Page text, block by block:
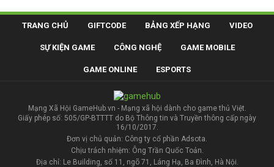
TRANG CHỦ GIFTCODE BẢNG XẾP HẠNG VIDEO
SỰ KIỆN GAME CÔNG NGHỆ GAME MOBILE
GAME ONLINE ESPORTS
Mạng Xã Hội GameHub.vn - Mạng xã hội dành cho game thủ Việt.
Giấy phép số: 505/GP-BTTTT do Bộ Thông tin và Truyền thông cấp ngày
16/10/2017.
Đơn vị chủ quản: Công ty cổ phần Adsota.
Chịu trách nhiệm: Ông Trần Quốc Toản.
Địa chỉ: Le Building, số 11, ngõ 71, Láng Hạ, Ba Đình, Hà Nội.